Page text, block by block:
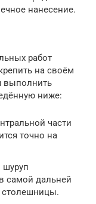
нанесение.
работ
на своём
выполнить
ниже:
части
точно на
шуруп
самой дальней
столешницы.